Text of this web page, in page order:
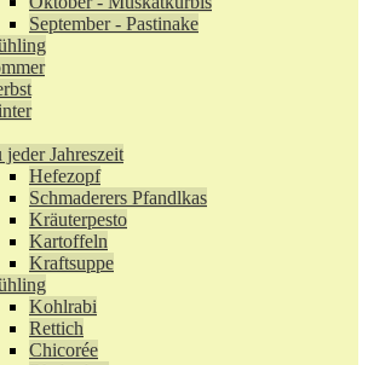
September - Pastinake
jeder Jahreszeit
Hefezopf
Schmaderers Pfandlkas
Kräuterpesto
Kartoffeln
Kraftsuppe
Kohlrabi
Rettich
Chicorée